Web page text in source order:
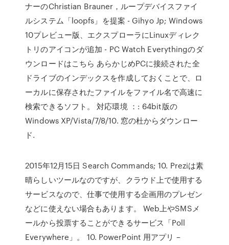
ナーのChristian Brauner，ループデバイスファイ
ルシステム「loopfs」を提案 - Gihyo Jp; Windows
10プレビュー版、エクスプローラにLinuxディレク
トリのアイコンが追加 - PC Watch Everythingのダ
ウンロードはこちら あらかじめPCに接続された全
ドライブのインデックスを作成しておくことで、ロ
ーカルに保存されたファイルをファイル名で高速に
検索できるソフト。 対応環境 ：: 64bit版の
Windows XP/Vista/7/8/10. 窓の杜からダウンロー
ド.
2015年12月15日 Search Commands; 10. Preziは素
晴らしいツールなのですが、クラウド上で使用する
サービスなので、仕事で使用する企画用のプレゼン
などに使えない場合もあります。 Web上やSMSメ
ールから投票することができるサービス「Poll
Everywhere」。 10. PowerPoint 用アプリ –